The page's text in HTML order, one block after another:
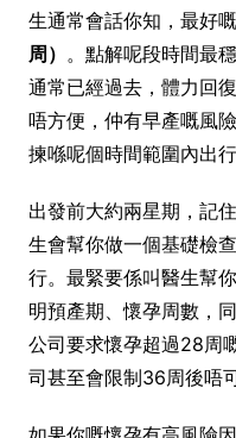
生通常會話你知，最好
周） 。點解呢段時間最
通常已經過去，體力回
唔方便，仲有早產嘅風
揀喺呢個時間範圍內出行
出發前大約兩星期，記
生會幫你做一個基礎檢
行。最緊要係叫醫生幫
明預產期、懷孕周數，
公司要求懷孕超過28周
司甚至會限制36周後唔